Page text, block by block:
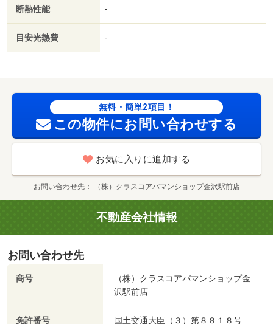
不要／内装リフォーム済／サンルーム／２駅利用可／敷地
内ごみ置き場／都市ガス／リノベーション／敷金・礼金不
要／保証会社利用可／高齢者歓迎／コープいしかわコープ
他）まで１８６４ｍ／アルビス（株）／野々市三納店（ス
ーパー）まで２１６８ｍ／野々市市役所（その他）まで２
１５２ｍ／（株）大阪屋ショップ／野々市三納店（スーパ
ー）まで２２３２ｍ/賃貸戸数:30戸
断熱性能 -
目安光熱費 -
無料・簡単2項目！
この物件にお問い合わせする
お気に入りに追加する
お問い合わせ先 （株）クラスコアパマンショップ金沢駅前店
不動産会社情報
お問い合わせ先
商号
（株）クラスコアパマンショップ金
沢駅前店
免許番号 国土交通大臣（３）第８８１８号